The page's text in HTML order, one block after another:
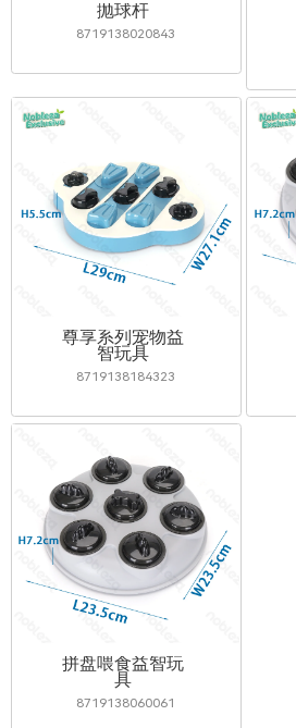
抛球杆
8719138020843
尊享系列宠物益
智玩具
8719138184323
拼盘喂食益智玩
具
8719138060061